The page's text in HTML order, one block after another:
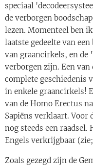
speciaal
de verborgen
lezen. Momenteel ben
laatste gedeelte van
van graancirkels, en de
verborgen zijn. Een van
complete geschiedenis
in enkele graancirkels!
van de Homo Erectus
Sapiëns verklaart. Voor
nog steeds een
Engels verkrijgbaar
Zoals gezegd zijn de